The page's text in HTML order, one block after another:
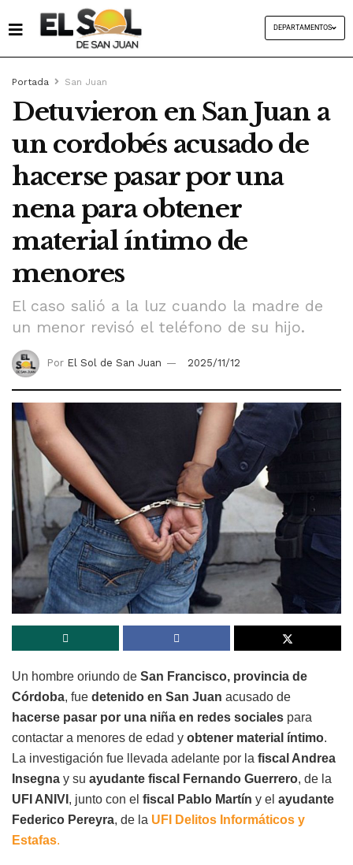
DEPARTAMENTOS
Portada San Juan
Detuvieron en San Juan a
un cordobés acusado de
hacerse pasar por una
nena para obtener
material íntimo de
menores
El caso salió a la luz cuando la madre de
un menor revisó el teléfono de su hijo.
Por El Sol de San Juan 2025/11/12
Un hombre oriundo de San Francisco, provincia de
Córdoba, fue detenido en San Juan acusado de
hacerse pasar por una niña en redes sociales para
contactar a menores de edad y obtener material íntimo.
La investigación fue llevada adelante por la fiscal Andrea
Insegna y su ayudante fiscal Fernando Guerrero, de la
UFI ANIVI , junto con el fiscal Pablo Martín y el ayudante
Federico Pereyra, de la UFI Delitos Informáticos y
Estafas.